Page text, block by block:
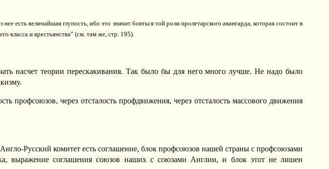
нее есть величайшая глупость, ибо это значит бояться той роли пролетарского авангарда, которая состоит в
класса и крестьянства” (см. там же, стр. 195).
насчет теории перескакивания. Так было бы для него много лучше. Не надо было
профсоюзов, через отсталость профдвижения, через отсталость массового движения
Русский комитет есть соглашение, блок профсоюзов нашей страны с профсоюзами
выражение соглашения союзов наших с союзами Англии, и блок этот не лишен